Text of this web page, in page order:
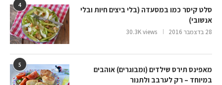
4
סלט קיסר כמו במסעדה (בלי ביצים חיות ובלי
אנשובי)
28 בדצמבר 2016 30.3K views
5
מאפינס תירס שילדים (ומבוגרים) אוהבים
במיוחד – רק לערבב ולתנור